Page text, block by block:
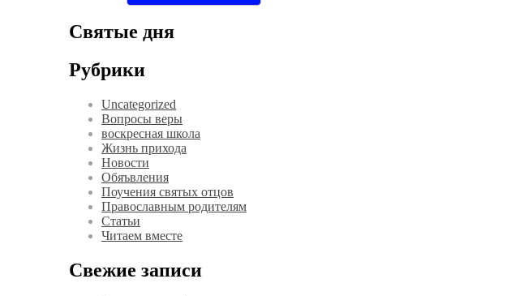
Святые дня
Рубрики
Uncategorized
Вопросы веры
воскресная школа
Жизнь прихода
Новости
Обяъвления
Поучения святых отцов
Православным родителям
Статьи
Читаем вместе
Свежие записи